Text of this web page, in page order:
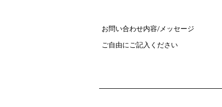
お問い合わせ内容/メッセージ